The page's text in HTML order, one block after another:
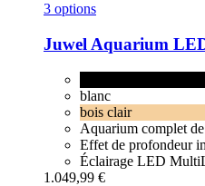
3 options
Juwel Aquarium
blanc
bois clair
Aquarium complet
Effet de profondeur
Éclairage LED
1.049,99 €